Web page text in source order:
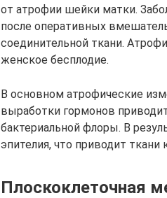
от атрофии шейки матки.
после оперативных
соединительной ткани.
женское бесплодие.
В основном атрофические
выработки гормонов
бактериальной флоры. В
эпителия, что приводит
Плоскоклеточная